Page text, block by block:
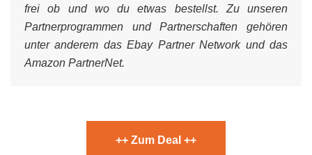
frei ob und wo du etwas bestellst. Zu unseren
Partnerprogrammen und Partnerschaften gehören
unter anderem das Ebay Partner Network und das
Amazon PartnerNet.
++ Zum Deal ++